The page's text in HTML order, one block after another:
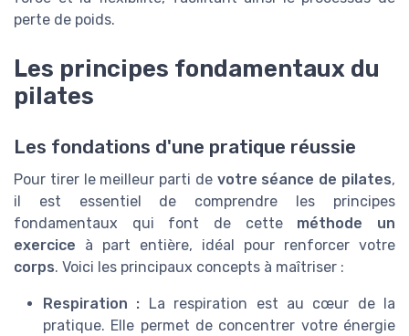
perte de poids.
Les principes fondamentaux du
pilates
Les fondations d'une pratique réussie
Pour tirer le meilleur parti de votre séance de pilates,
il est essentiel de comprendre les principes
fondamentaux qui font de cette méthode un
exercice à part entière, idéal pour renforcer votre
corps. Voici les principaux concepts à maîtriser :
Respiration :
La respiration est au cœur de la
pratique. Elle permet de concentrer votre énergie